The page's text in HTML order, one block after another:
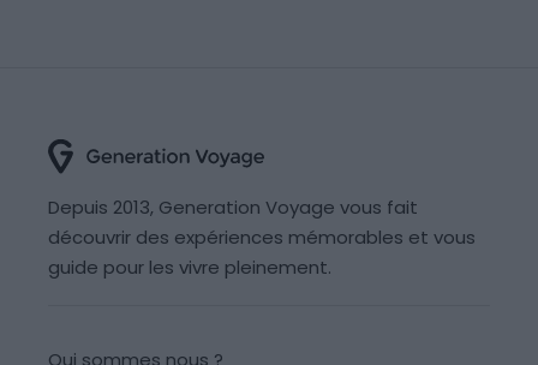
Depuis 2013, Generation Voyage vous fait
découvrir des expériences mémorables et vous
guide pour les vivre pleinement.
Qui sommes nous ?